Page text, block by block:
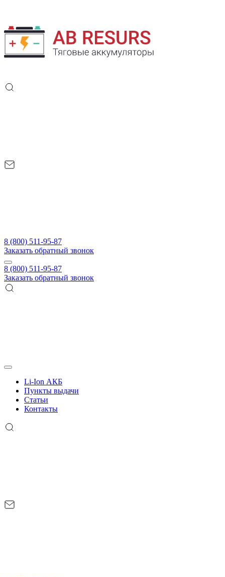
8 (800) 511-95-87
Заказать обратный звонок
8 (800) 511-95-87
Заказать обратный звонок
Li-Ion АКБ
Пункты выдачи
Статьи
Контакты